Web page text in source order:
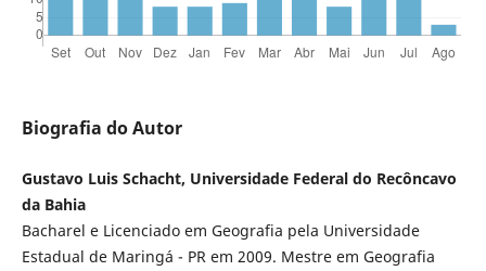
Biografia do Autor
Gustavo Luis Schacht, Universidade Federal do Recôncavo
da Bahia
Bacharel e Licenciado em Geografia pela Universidade
Estadual de Maringá - PR em 2009. Mestre em Geografia